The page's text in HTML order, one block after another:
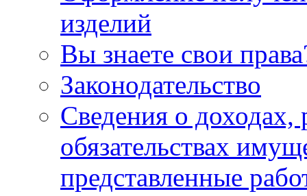
изделий
Вы знаете свои
Законодательство
Сведения о доходах,
обязательствах
представленные